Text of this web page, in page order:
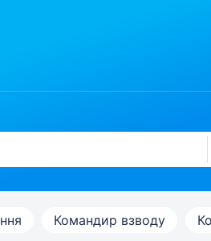
Командир взводу